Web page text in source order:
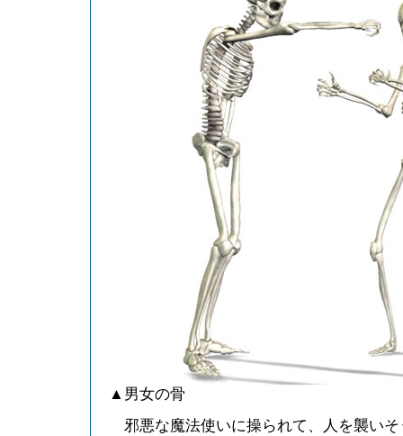
▲男女の骨
邪悪な魔法使いに操られて、人を襲い